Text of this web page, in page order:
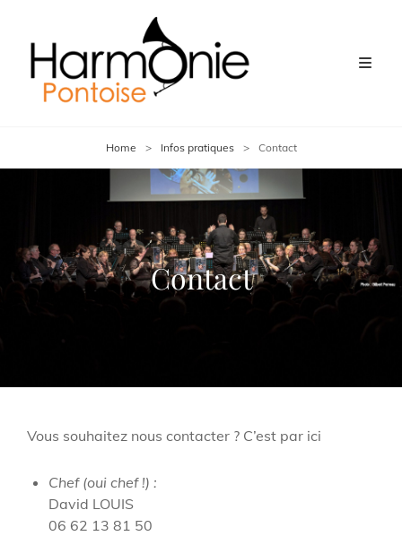
Home > Infos pratiques > Contact
Contact
Vous souhaitez nous contacter ? C’est par ici
Chef (oui chef !) :
David LOUIS
06 62 13 81 50